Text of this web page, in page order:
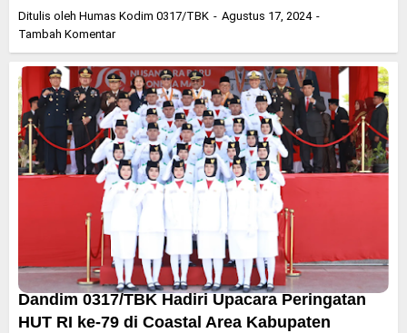
Ditulis oleh Humas Kodim 0317/TBK
Agustus 17, 2024
Tambah Komentar
Dandim 0317/TBK Hadiri Upacara Peringatan
HUT RI ke-79 di Coastal Area Kabupaten